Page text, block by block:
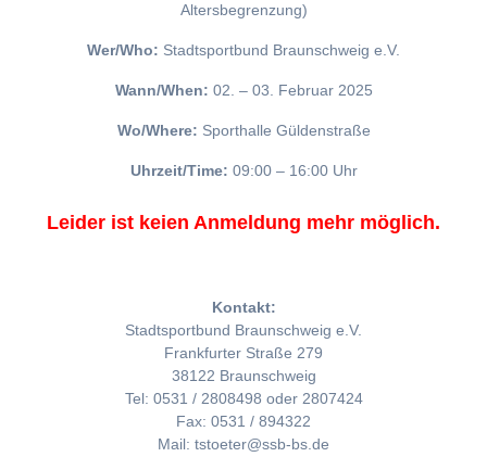
Altersbegrenzung)
Wer/Who: Stadtsportbund Braunschweig e.V.
Wann/When: 02. – 03. Februar 2025
Wo/Where: Sporthalle Güldenstraße
Uhrzeit/Time: 09:00 – 16:00 Uhr
Leider ist keien Anmeldung mehr möglich.
Kontakt:
Stadtsportbund Braunschweig e.V.
Frankfurter Straße 279
38122 Braunschweig
Tel: 0531 / 2808498 oder 2807424
Fax: 0531 / 894322
Mail: tstoeter@ssb-bs.de